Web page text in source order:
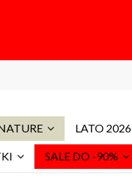
LATO 2026
SALE DO -90%